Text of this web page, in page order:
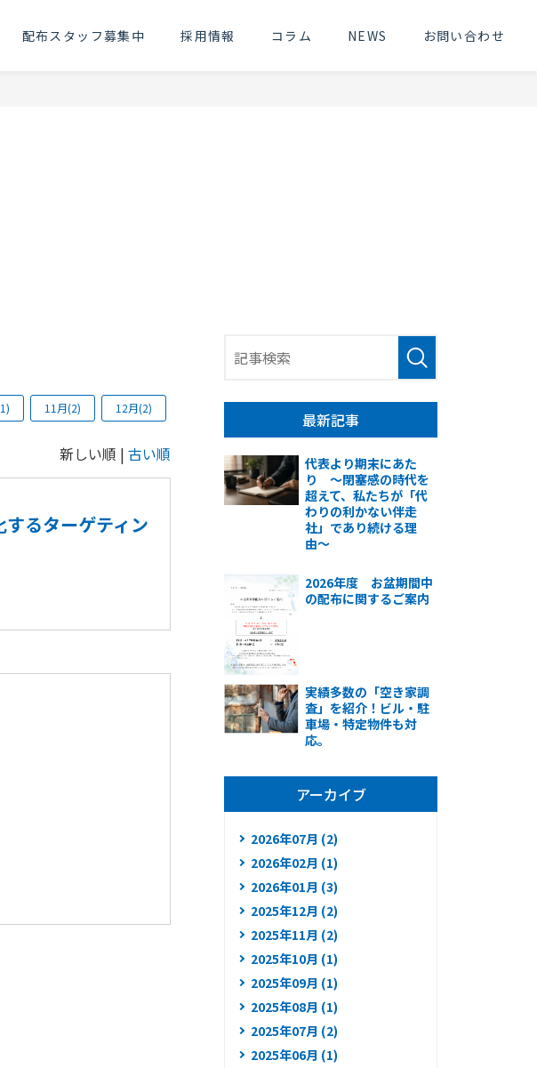
配布スタッフ募集中 採用情報 コラム NEWS お問い合わせ
11月(2) 12月(2)
新しい順 | 古い順
るターゲティン
最新記事
代表より期末にあた
り 〜閉塞感の時代を
超えて、私たちが「代
わりの利かない伴走
社」であり続ける理
由〜
2026年度 お盆期間中
の配布に関するご案内
実績多数の「空き家調
査」を紹介！ビル・駐
車場・特定物件も対
応。
アーカイブ
2026年07月 (2)
2026年02月 (1)
2026年01月 (3)
2025年12月 (2)
2025年11月 (2)
2025年10月 (1)
2025年09月 (1)
2025年08月 (1)
2025年07月 (2)
2025年06月 (1)